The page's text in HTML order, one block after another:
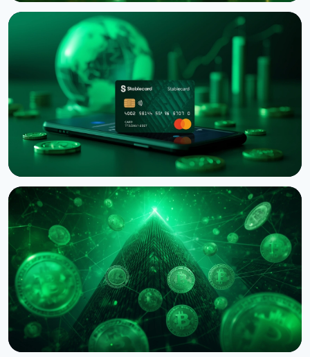
Binance подала в суд на RedotPay из-за
переманивания 470 000 пользователей
6 августа 2026 г. 4 мин чтения
НОВОСТЬ
Western Union запустил Stablecard для
переводов в долларовом стейблкоине
6 августа 2026 г.5 мин чтения